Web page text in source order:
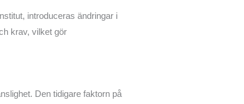
introduceras ändringar i
krav, vilket gör
Den tidigare faktorn på